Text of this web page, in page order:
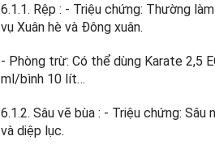
6.1.1. Rệp : - Triệu chứng: Thường
vụ Xuân hè và Đông xuân.
- Phòng trừ: Có thể dùng Karate 2,5
ml/bình 10 lít…
6.1.2. Sâu vẽ bùa : - Triệu chứng:
và diệp lục.